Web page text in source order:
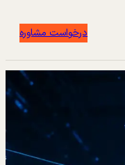
درخواست مشاوره